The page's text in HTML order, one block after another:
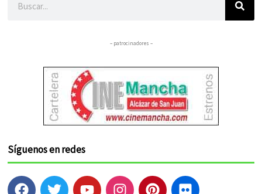
– patrocinadores –
Síguenos en redes
F T Y I P F